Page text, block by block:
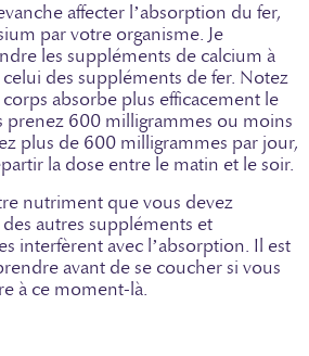
affecter l’absorption du fer,
par votre organisme. Je
les suppléments de calcium à
des suppléments de fer. Notez
absorbe plus efficacement le
prenez 600 milligrammes ou moins
plus de 600 milligrammes par jour,
la dose entre le matin et le soir.
nutriment que vous devez
autres suppléments et
interfèrent avec l’absorption. Il est
avant de se coucher si vous
à ce moment-là.